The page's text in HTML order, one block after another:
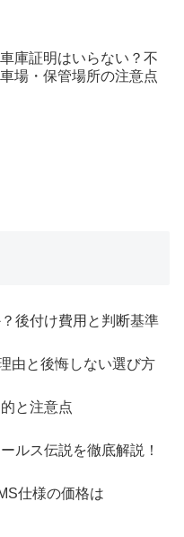
庫証明はいらない？不
場・保管場所の注意点
後付け費用と判断基準
由と後悔しない選び方
と注意点
ルス伝説を徹底解説！
仕様の価格は